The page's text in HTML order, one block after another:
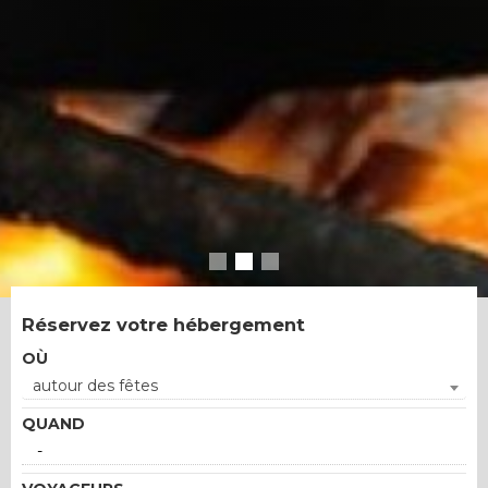
Réservez votre hébergement
OÙ
autour des fêtes
QUAND